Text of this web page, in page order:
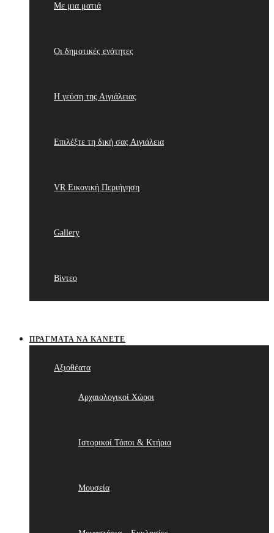
Με μια ματιά
Οι δημοτικές ενότητες
Η γεύση της Αιγιάλειας
Επιλέξτε τη δική σας Αιγιάλεια
VR Εικονική Περιήγηση
Gallery
Βίντεο
ΠΡΆΓΜΑΤΑ ΝΑ ΚΆΝΕΤΕ
Αξιοθέατα
Αρχαιολογικοί Χώροι
Ιστορικοί Τόποι & Κτήρια
Μουσεία